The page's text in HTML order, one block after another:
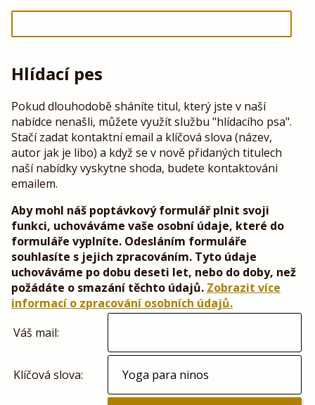
Hlídací pes
Pokud dlouhodobě sháníte titul, který jste v naší
nabídce nenašli, můžete využít službu "hlídacího psa".
Stačí zadat kontaktní email a klíčová slova (název,
autor jak je libo) a když se v nově přidaných titulech
naší nabídky vyskytne shoda, budete kontaktováni
emailem.
Aby mohl náš poptávkový formulář plnit svoji
funkci, uchováváme vaše osobní údaje, které do
formuláře vyplníte. Odesláním formuláře
souhlasíte s jejich zpracováním. Tyto údaje
uchováváme po dobu deseti let, nebo do doby, než
požádáte o smazání těchto údajů. Zobrazit více
informací o zpracování osobních údajů.
Váš mail:
Klíčová slova: